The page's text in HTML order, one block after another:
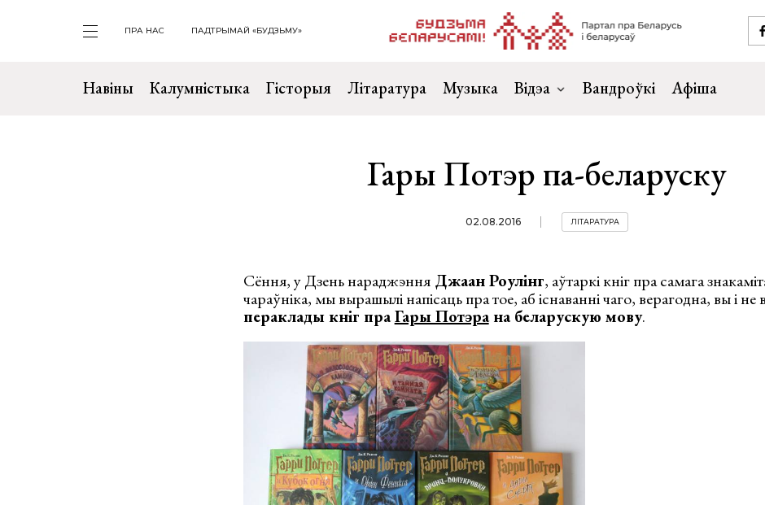
ПРА НАС ПАДТРЫМАЙ «БУДЗЬМУ»
Навіны Калумністыка Гісторыя Літаратура Музыка Відэа Вандроўкі Афіша
Гары Потэр па-беларуску
02.08.2016 ЛІТАРАТУРА
Сёння, у Дзень нараджэнняДжаан Роулінг, аўтаркі кніг пра самага
чараўніка, мы вырашылі напісаць пра тое, аб існаванні чаго, верагодна, вы і не
пераклады кніг праГары Потэрана беларускую мову.